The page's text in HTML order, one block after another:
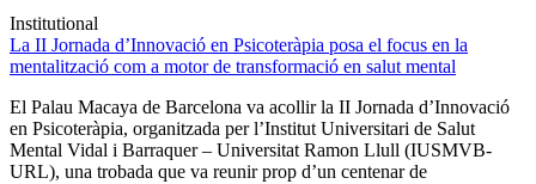
Institutional
La II Jornada d’Innovació en Psicoteràpia posa el focus en la
mentalització com a motor de transformació en salut mental
El Palau Macaya de Barcelona va acollir la II Jornada d’Innovació
en Psicoteràpia, organitzada per l’Institut Universitari de Salut
Mental Vidal i Barraquer – Universitat Ramon Llull (IUSMVB-
URL), una trobada que va reunir prop d’un centenar de